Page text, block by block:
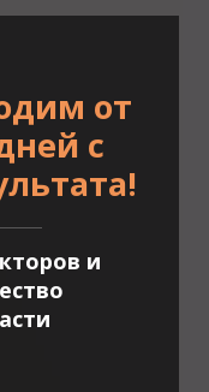
от
с
и